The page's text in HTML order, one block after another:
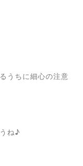
うちに細心の注意
ね♪